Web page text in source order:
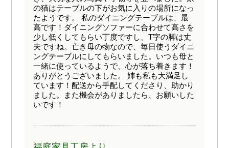
の猫はテーブルの下がお気に入りの場所になっ
たようです。 私のダイニングテーブルは、最
高です！ダイニングソファーに合わせて高さを
少し低くしてもらい丁度ですし、T字の脚は丈
夫ですね。亡き母の物なので、毎日使うダイニ
ングテーブルにしてもらいました。いつも母と
一緒に使っているようで、心が落ち着きます！
ありがとうございました。 姉も私も大満足し
ています！配送から手配してくださり、助かり
ました。また機会がありましたら、お願いした
いです！